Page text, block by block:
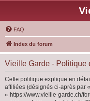
FAQ
Index du forum
Vieille Garde - Politique
Cette politique explique en
affiliées (désignés ci-après par
« https://www.vieille-garde.ch/